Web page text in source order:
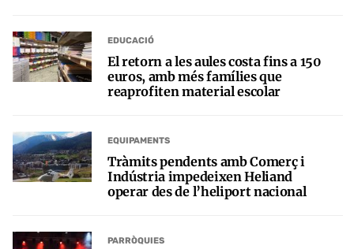
EDUCACIÓ
El retorn a les aules costa fins a 150
euros, amb més famílies que
reaprofiten material escolar
EQUIPAMENTS
Tràmits pendents amb Comerç i
Indústria impedeixen Heliand
operar des de l’heliport nacional
PARRÒQUIES